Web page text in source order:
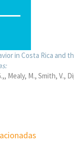
in Costa Rica and
Mealy, M. Smith, V.